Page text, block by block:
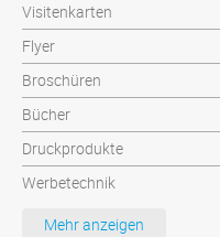
Visitenkarten
Flyer
Broschüren
Bücher
Druckprodukte
Werbetechnik
Werbeartikel
Mehr anzeigen